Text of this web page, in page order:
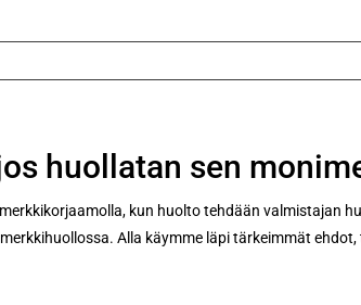
huollatan sen
kun huolto tehdään valmistajan
Alla käymme läpi tärkeimmät